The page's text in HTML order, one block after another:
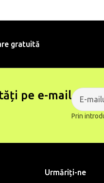
gratuită
pe e-mail
Prin
Urmăriți-ne